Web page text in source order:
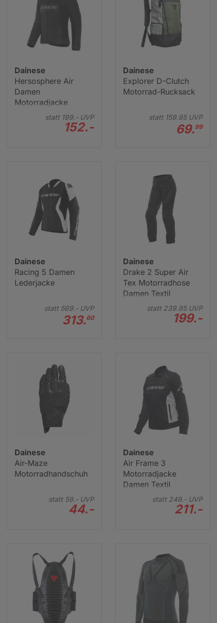
Dainese
Hersosphere Air
Damen
Motorradjacke
statt 199.-UVP
152.-
Dainese
Explorer D-Clutch
Motorrad-Rucksack
statt 159.95UVP
69.99
Dainese
Racing 5 Damen
Lederjacke
statt 569.-UVP
313.60
Dainese
Drake 2 Super Air
Tex Motorradhose
Damen Textil
statt 239.95UVP
199.-
Dainese
Air-Maze
Motorradhandschuh
statt 59.-UVP
44.-
Dainese
Air Frame 3
Motorradjacke
Damen Textil
statt 249.-UVP
211.-